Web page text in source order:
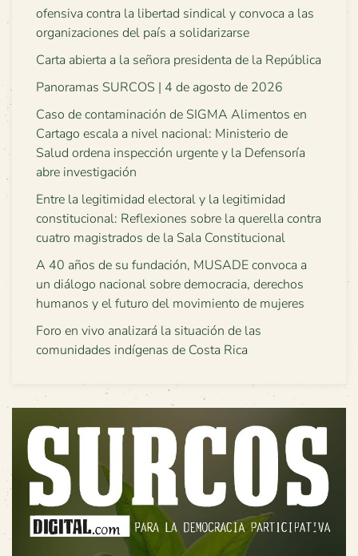
ofensiva contra la libertad sindical y convoca a las
organizaciones del país a solidarizarse
Carta abierta a la señora presidenta de la República
Panoramas SURCOS | 4 de agosto de 2026
Caso de contaminación de SIGMA Alimentos en
Cartago escala a nivel nacional: Ministerio de
Salud ordena inspección urgente y la Defensoría
abre investigación
Entre la legitimidad electoral y la legitimidad
constitucional: Reflexiones sobre la querella contra
cuatro magistrados de la Sala Constitucional
A 40 años de su fundación, MUSADE convoca a
un diálogo nacional sobre democracia, derechos
humanos y el futuro del movimiento de mujeres
Foro en vivo analizará la situación de las
comunidades indígenas de Costa Rica